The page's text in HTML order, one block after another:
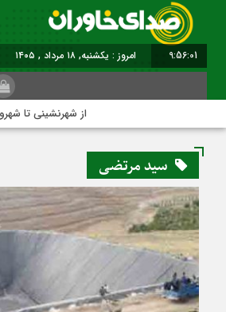
9:56:02 برابر با : Sunday - 9 August - 2026
از شهرنشینی تا شهروندی
سید مرتضی